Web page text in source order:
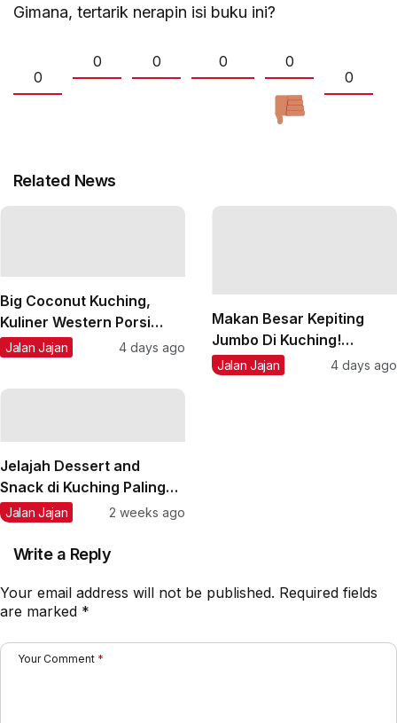
Gimana, tertarik nerapin isi buku ini?
0
0 0 0
0
0
Related News
Big Coconut Kuching,
Kuliner Western Porsi
Jumbo, Enak, & Murah di
Jalan Jajan 4 days ago
Makan Besar Kepiting
Jumbo Di Kuching!
Sensasi Fei Fei Crab
Jalan Jajan 4 days ago
Jelajah Dessert and
Snack di Kuching Paling
Hits untuk Menikmati Hari
Jalan Jajan 2 weeks ago
Write a Reply
Your email address will not be published. Required fields
are marked *
Your Comment *